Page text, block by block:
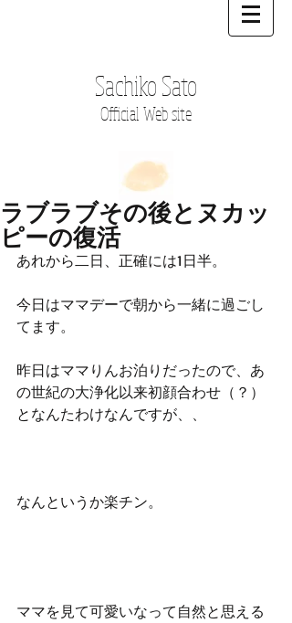
Sachiko Sato
Official Web site
ラブラブその後とヌカッ
ピーの復活
あれから二日、正確には1日半。
今日はママデーで朝から一緒に過ごし
てます。
昨日はママりんお泊りだったので、あ
の世紀の大浄化以来初顔合わせ（？）
となんたわけなんですが、、
なんというか楽チン。
ママを見て可愛いなって自然と思える